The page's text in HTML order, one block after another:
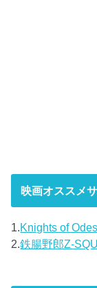
映画オススメ
1.Knights of
2.鉄腸野郎Z-